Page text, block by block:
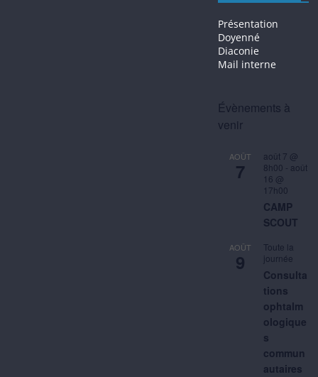
Présentation
Doyenné
Diaconie
Mail interne
Évènements à
venir
AOÛT
7
août 7 @
8h00 - août
16 @
17h00
CAMP
SCOUT
AOÛT
9
Toute la
journée
Consulta
tions
ophtalm
ologique
s
commun
autaires